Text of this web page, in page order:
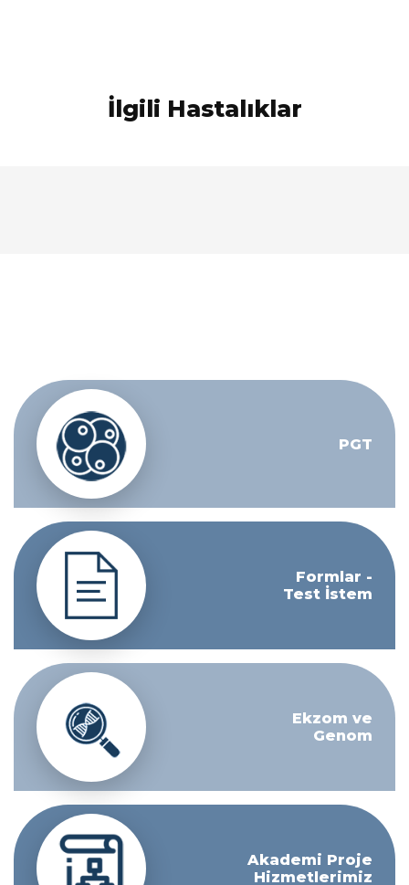
İlgili Hastalıklar
PGT
Formlar -
Test İstem
Ekzom ve
Genom
Akademi Proje
Hizmetlerimiz